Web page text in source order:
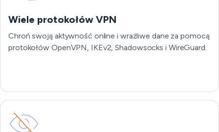
Wiele protokołów VPN
Chroń swoją aktywność online i wrażliwe dane za pomocą
protokołów OpenVPN, IKEv2, Shadowsocks i WireGuard.